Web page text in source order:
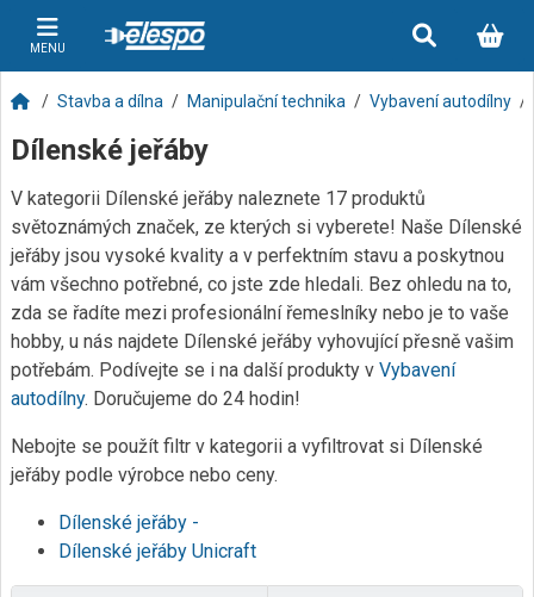
MENU
Stavba a dílna Manipulační technika Vybavení autodílny
Dílenské jeřáby
V kategorii Dílenské jeřáby naleznete 17 produktů
světoznámých značek, ze kterých si vyberete! Naše Dílenské
jeřáby jsou vysoké kvality a v perfektním stavu a poskytnou
vám všechno potřebné, co jste zde hledali. Bez ohledu na to,
zda se řadíte mezi profesionální řemeslníky nebo je to vaše
hobby, u nás najdete Dílenské jeřáby vyhovující přesně vašim
potřebám. Podívejte se i na další produkty v Vybavení
autodílny. Doručujeme do 24 hodin!
Nebojte se použít filtr v kategorii a vyfiltrovat si Dílenské
jeřáby podle výrobce nebo ceny.
Dílenské jeřáby -
Dílenské jeřáby Unicraft